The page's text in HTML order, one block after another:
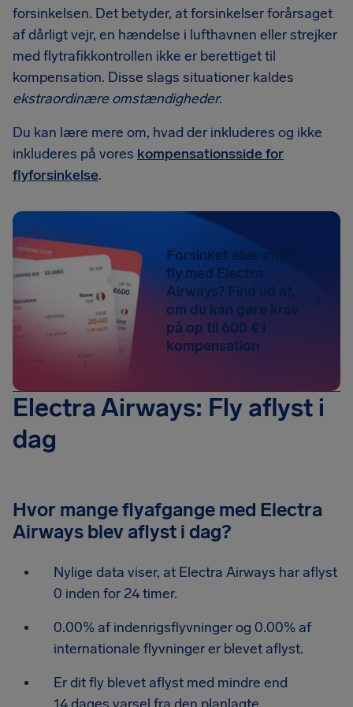
forsinkelsen. Det betyder, at forsinkelser forårsaget
af dårligt vejr, en hændelse i lufthavnen eller strejker
med flytrafikkontrollen ikke er berettiget til
kompensation. Disse slags situationer kaldes
ekstraordinære omstændigheder.
Du kan lære mere om, hvad der inkluderes og ikke
inkluderes på vores kompensationsside for
flyforsinkelse.
Forsinket eller aflyst
fly med Electra
Airways? Find ud af,
om du kan gøre krav
på op til 600 € i
kompensation
Electra Airways: Fly aflyst i
dag
Hvor mange flyafgange med Electra
Airways blev aflyst i dag?
Nylige data viser, at Electra Airways har aflyst
0 inden for 24 timer.
0.00% af indenrigsflyvninger og 0.00% af
internationale flyvninger er blevet aflyst.
Er dit fly blevet aflyst med mindre end